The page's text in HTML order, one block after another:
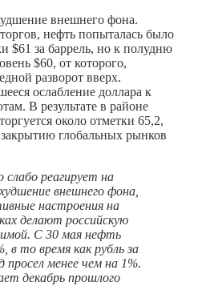
внешнего фона.
нефть попыталась было
$61 за баррель, но к полудню
$60, от которого,
разворот вверх.
ослабление доллара к
В результате в районе
около отметки 65,2,
глобальных рынков
слабо реагирует на
внешнего фона,
настроения на
делают российскую
С 30 мая нефть
в то время как рубль за
просел менее чем на 1%.
декабрь прошлого